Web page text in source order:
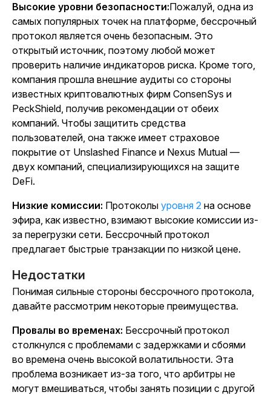
Высокие уровни безопасности:Пожалуй, одна из
самых популярных точек на платформе, бессрочный
протокол является очень безопасным. Это
открытый источник, поэтому любой может
проверить наличие индикаторов риска. Кроме того,
компания прошла внешние аудиты со стороны
известных криптовалютных фирм ConsenSys и
PeckShield, получив рекомендации от обеих
компаний. Чтобы защитить средства
пользователей, она также имеет страховое
покрытие от Unslashed Finance и Nexus Mutual —
двух компаний, специализирующихся на защите
DeFi.
Низкие комиссии: Протоколы уровня 2 на основе
эфира, как известно, взимают высокие комиссии из-
за перегрузки сети. Бессрочный протокол
предлагает быстрые транзакции по низкой цене.
Недостатки
Понимая сильные стороны бессрочного протокола,
давайте рассмотрим некоторые преимущества.
Провалы во временах: Бессрочный протокол
столкнулся с проблемами с задержками и сбоями
во времена очень высокой волатильности. Эта
проблема возникает из-за того, что арбитры не
могут вмешиваться, чтобы занять позиции с другой